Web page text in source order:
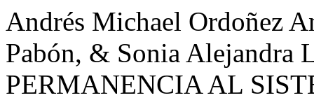
Andrés Michael Ordoñez
Pabón, & Sonia Alejandra
PERMANENCIA AL